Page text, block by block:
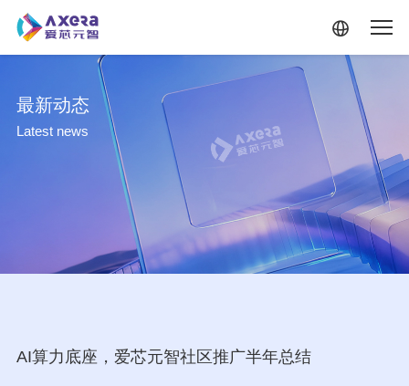
最新动态
Latest news
AI算力底座，爱芯元智社区推广半年总结